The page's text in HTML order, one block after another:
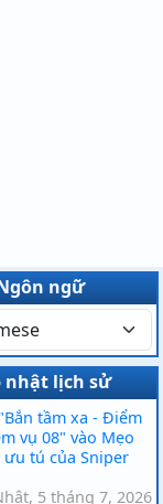
ngữ
nhật lịch sử
tầm xa - Điểm
vụ 08" vào Mẹo
tú của Sniper
5 tháng 7, 2026